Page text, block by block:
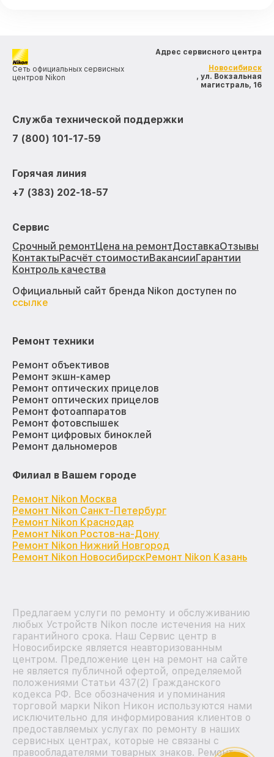
Сеть официальных сервисных
центров Nikon
Адрес сервисного центра
Новосибирск
, ул. Вокзальная
магистраль, 16
Служба технической поддержки
7 (800) 101-17-59
Горячая линия
+7 (383) 202-18-57
Сервис
Срочный ремонтЦена на ремонтДоставкаОтзывы
КонтактыРасчёт стоимостиВакансииГарантии
Контроль качества
Официальный сайт бренда Nikon доступен по
ссылке
Ремонт техники
Ремонт объективов
Ремонт экшн-камер
Ремонт оптических прицелов
Ремонт оптических прицелов
Ремонт фотоаппаратов
Ремонт фотовспышек
Ремонт цифровых биноклей
Ремонт дальномеров
Филиал в Вашем городе
Ремонт Nikon Москва
Ремонт Nikon Санкт-Петербург
Ремонт Nikon Краснодар
Ремонт Nikon Ростов-на-Дону
Ремонт Nikon Нижний Новгород
Ремонт Nikon НовосибирскРемонт Nikon Казань
Предлагаем услуги по ремонту и обслуживанию
любых Устройств Nikon после истечения на них
гарантийного срока. Наш Сервис центр в
Новосибирске является неавторизованным
центром. Предложение цен на ремонт на сайте
не является публичной офертой, определяемой
положениями Статьи 437(2) Гражданского
кодекса РФ. Все обозначения и упоминания
торговой марки Nikon Никон используются нами
исключительно для информирования клиентов о
предоставляемых услугах по ремонту в наших
сервисных центрах, которые не связаны с
правообладателями товарных знаков. Ремонт